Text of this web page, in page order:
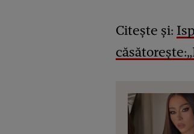
Citește și: